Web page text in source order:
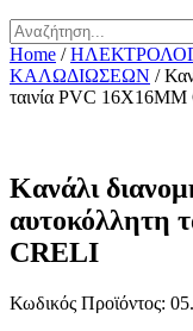
Home /
ΚΑΛΩΔΙΩΣΕΩΝ /
ταινία PVC
Κανάλι
αυτοκόλλητη
CRELI
Κωδικός Προϊόντος: